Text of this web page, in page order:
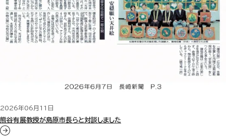
2026年06月11日
熊谷有展教授が島原市長らと対談しました